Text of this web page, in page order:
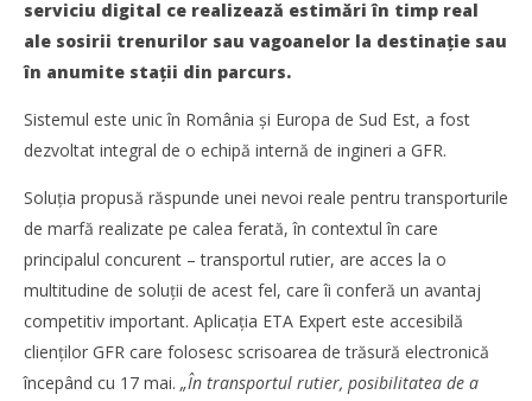
NOW VIEWING
GFR lansează prima aplicație ETA pentru transportul
feroviar de marfă din România și Europa de Sud-Est
Redacția
serviciu digital ce realizează estimări în timp real
ale sosirii trenurilor sau vagoanelor la destinație sau
în anumite stații din parcurs.
Sistemul este unic în România și Europa de Sud Est, a fost
dezvoltat integral de o echipă internă de ingineri a GFR.
Soluția propusă răspunde unei nevoi reale pentru transporturile
de marfă realizate pe calea ferată, în contextul în care
principalul concurent – transportul rutier, are acces la o
multitudine de soluții de acest fel, care îi conferă un avantaj
competitiv important. Aplicația ETA Expert este accesibilă
clienților GFR care folosesc scrisoarea de trăsură electronică
începând cu 17 mai. „În transportul rutier, posibilitatea de a